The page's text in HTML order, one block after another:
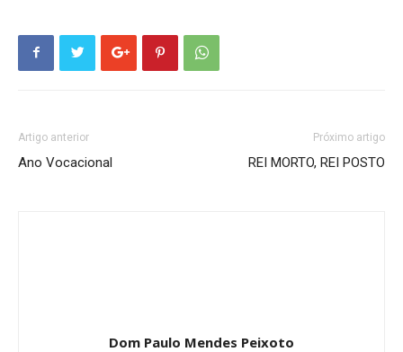
Artigo anterior
Ano Vocacional
Próximo artigo
REI MORTO, REI POSTO
Dom Paulo Mendes Peixoto